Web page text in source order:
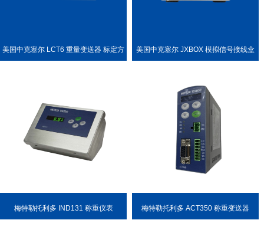
美国中克塞尔 LCT6 重量变送器 标定方 美国中克塞尔 JXBOX 模拟信号接线盒
梅特勒托利多 IND131 称重仪表 梅特勒托利多 ACT350 称重变送器